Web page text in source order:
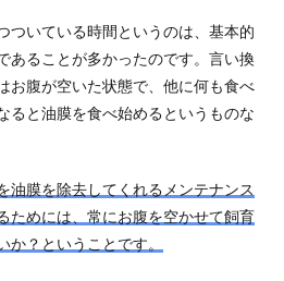
ついている時間というのは、基本的
あることが多かったのです。言い換
お腹が空いた状態で、他に何も食べ
ると油膜を食べ始めるというものな
油膜を除去してくれるメンテナンス
ためには、常にお腹を空かせて飼育
？ということです。